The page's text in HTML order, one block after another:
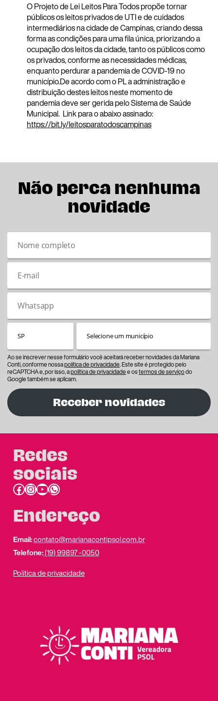
O Projeto de Lei Leitos Para Todos propõe tornar
públicos os leitos privados de UTI e de cuidados
intermediários na cidade de Campinas, criando dessa
forma as condições para uma fila única, priorizando a
ocupação dos leitos da cidade, tanto os públicos como
os privados, conforme as necessidades médicas,
enquanto perdurar a pandemia de COVID-19 no
município.De acordo com o PL a administração e
distribuição destes leitos neste momento de
pandemia deve ser gerida pelo Sistema de Saúde
Municipal. Link para o abaixo assinado:
https://bit.ly/leitosparatodoscampinas
Não perca nenhuma
novidade
Ao se inscrever nesse formulário você aceitará receber novidades da Mariana
Conti, conforme nossapolítica de privacidade. Este site é protegido pelo
reCAPTCHA e, por isso, apolítica de privacidadee ostermos de serviçodo
Google também se aplicam.
Receber novidades
Redes
sociais
Facebook InstagramYoutube link do whatsapp
Endereço
Email:contato@marianacontipsol.com.br
Telefone:(19) 99897 -0050
Política de privacidade